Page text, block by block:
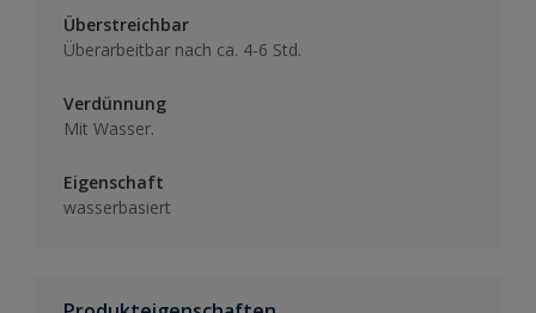
Überstreichbar
Überarbeitbar nach ca. 4-6 Std.
Verdünnung
Mit Wasser.
Eigenschaft
wasserbasiert